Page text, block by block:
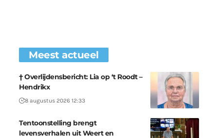
Meest actueel
† Overlijdensbericht: Lia op ‘t Roodt –
Hendrikx
8 augustus 2026 12:33
Tentoonstelling brengt
levensverhalen uit Weert en